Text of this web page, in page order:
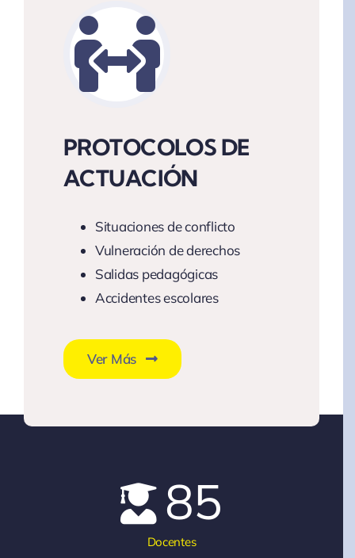
PROTOCOLOS DE
ACTUACIÓN
Situaciones de conflicto
Vulneración de derechos
Salidas pedagógicas
Accidentes escolares
Ver Más
85
Docentes